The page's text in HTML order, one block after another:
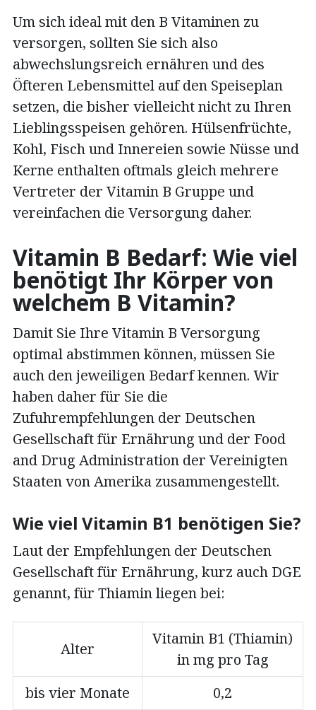
Um sich ideal mit den B Vitaminen zu
versorgen, sollten Sie sich also
abwechslungsreich ernähren und des
Öfteren Lebensmittel auf den Speiseplan
setzen, die bisher vielleicht nicht zu Ihren
Lieblingsspeisen gehören. Hülsenfrüchte,
Kohl, Fisch und Innereien sowie Nüsse und
Kerne enthalten oftmals gleich mehrere
Vertreter der Vitamin B Gruppe und
vereinfachen die Versorgung daher.
Vitamin B Bedarf: Wie viel
benötigt Ihr Körper von
welchem B Vitamin?
Damit Sie Ihre Vitamin B Versorgung
optimal abstimmen können, müssen Sie
auch den jeweiligen Bedarf kennen. Wir
haben daher für Sie die
Zufuhrempfehlungen der Deutschen
Gesellschaft für Ernährung und der Food
and Drug Administration der Vereinigten
Staaten von Amerika zusammengestellt.
Wie viel Vitamin B1 benötigen Sie?
Laut der Empfehlungen der Deutschen
Gesellschaft für Ernährung, kurz auch DGE
genannt, für Thiamin liegen bei:
Alter
Vitamin B1 (Thiamin)
in mg pro Tag
bis vier Monate
0,2